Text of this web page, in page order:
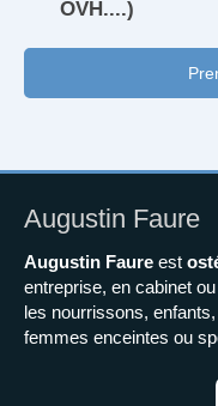
OVH....)
Augustin Faure
Augustin Faure est
entreprise, en cabinet
les nourrissons,
femmes enceintes ou